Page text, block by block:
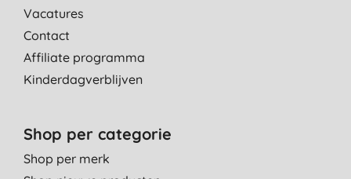
Vacatures
Contact
Affiliate programma
Kinderdagverblijven
Shop per categorie
Shop per merk